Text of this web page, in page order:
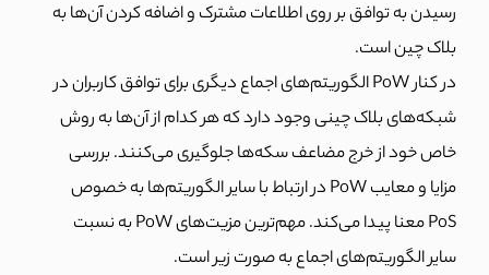
رسیدن به توافق بر روی اطلاعات مشترک و اضافه کردن آن‌ها به
بلاک چین است.
در کنار PoW الگوریتم‌های اجماع دیگری برای توافق کاربران در
شبکه‌های بلاک چینی وجود دارد که هر کدام از آن‌ها به روش
خاص خود از خرج مضاعف سکه‌ها جلوگیری می‌کنند. بررسی
مزایا و معایب PoW در ارتباط با سایر الگوریتم‌ها به خصوص
PoS معنا پیدا می‌کند. مهم‌ترین مزیت‌های PoW به نسبت
سایر الگوریتم‌های اجماع به صورت زیر است.